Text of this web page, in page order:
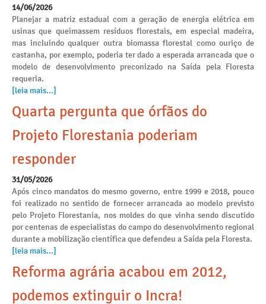
14/06/2026
Planejar a matriz estadual com a geração de energia elétrica em
usinas que queimassem resíduos florestais, em especial madeira,
mas incluindo qualquer outra biomassa florestal como ouriço de
castanha, por exemplo, poderia ter dado a esperada arrancada que o
modelo de desenvolvimento preconizado na Saída pela Floresta
requeria.
[leia mais...]
Quarta pergunta que órfãos do
Projeto Florestania poderiam
responder
31/05/2026
Após cinco mandatos do mesmo governo, entre 1999 e 2018, pouco
foi realizado no sentido de fornecer arrancada ao modelo previsto
pelo Projeto Florestania, nos moldes do que vinha sendo discutido
por centenas de especialistas do campo do desenvolvimento regional
durante a mobilização científica que defendeu a Saída pela Floresta.
[leia mais...]
Reforma agrária acabou em 2012,
podemos extinguir o Incra!